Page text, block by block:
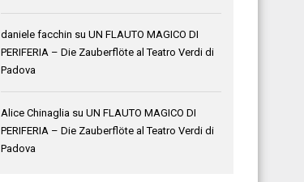
daniele facchin suUN FLAUTO MAGICO DI
PERIFERIA – Die Zauberflöte al Teatro Verdi di
Padova
Alice Chinaglia suUN FLAUTO MAGICO DI
PERIFERIA – Die Zauberflöte al Teatro Verdi di
Padova